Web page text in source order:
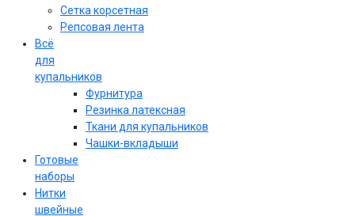
Сетка корсетная
Репсовая лента
Всё
для
купальников
Фурнитура
Резинка латексная
Ткани для купальников
Чашки-вкладыши
Готовые
наборы
Нитки
швейные